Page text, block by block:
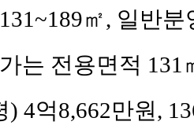
131~189㎡, 일반
가는 전용면적
) 4억8,662만원,